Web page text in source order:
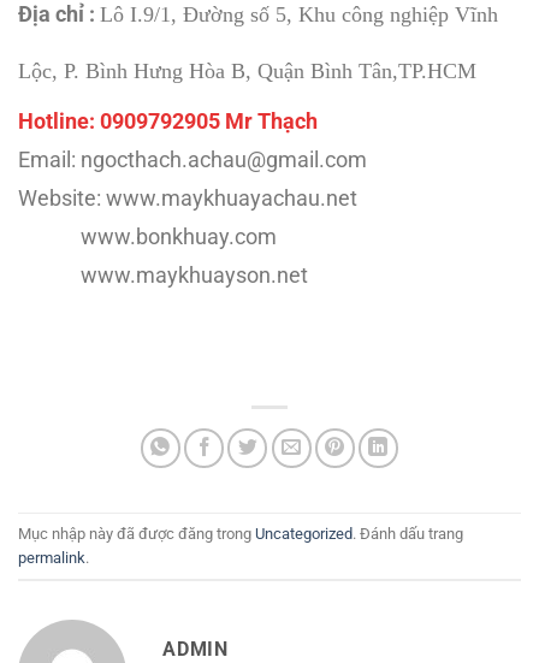
Địa chỉ : Lô I.9/1, Đường số 5, Khu công nghiệp Vĩnh
Lộc, P. Bình Hưng Hòa B, Quận Bình Tân,TP.HCM
Hotline: 0909792905 Mr Thạch
Email: ngocthach.achau@gmail.com
Website: www.maykhuayachau.net
www.bonkhuay.com
www.maykhuayson.net
Mục nhập này đã được đăng trong Uncategorized. Đánh dấu trang
permalink.
ADMIN